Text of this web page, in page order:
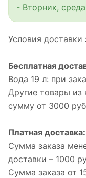
- Вторник,
Условия доставки
Бесплатная
Вода 19 л: при
Другие товары из
сумму от 3000
Платная доставка:
Сумма заказа
доставки – 1000
Сумма заказа от